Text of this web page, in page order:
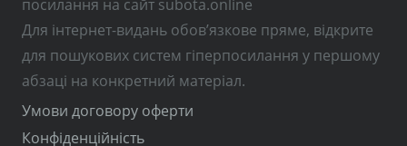
посилання на сайт subota.online
Для інтернет-видань обов’язкове пряме, відкрите
для пошукових систем гіперпосилання у першому
абзаці на конкретний матеріал.
Умови договору оферти
Конфіденційність